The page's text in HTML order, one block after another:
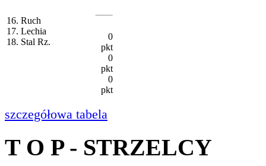
16. Ruch
17. Lechia
18. Stal Rz.
0
pkt
0
pkt
0
pkt
szczegółowa tabela
T O P - STRZELCY